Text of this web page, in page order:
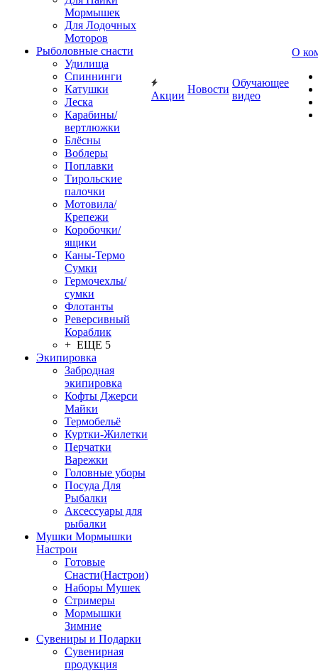
Мормышек
Для Лодочных
Моторов
Рыболовные снасти
Удилища
Спиннинги
Катушки
Леска
Карабины/
вертлюжки
Блёсны
Воблеры
Поплавки
Тирольские
палочки
Мотовила/
Крепежи
Коробочки/
ящики
Каны-Термо
Сумки
Гермочехлы/
сумки
Флотанты
Реверсивный
Кораблик
+ ЕЩЕ 5
Экипировка
Забродная
экипировка
Кофты Джерси
Майки
Термобельё
Куртки-Жилетки
Перчатки
Варежки
Головные уборы
Посуда Для
Рыбалки
Аксессуары для
рыбалки
Мушки Мормышки
Настрои
Готовые
Снасти(Настрои)
Наборы Мушек
Стримеры
Мормышки
Зимние
Сувениры и Подарки
Сувенирная
продукция
Акции
Новости
Обучающее
видео
О